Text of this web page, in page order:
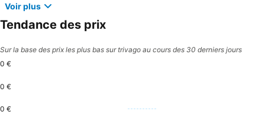
Voir plus
Tendance des prix
Sur la base des prix les plus bas sur trivago au cours des 30 derniers jours
0 €
0 €
0 €